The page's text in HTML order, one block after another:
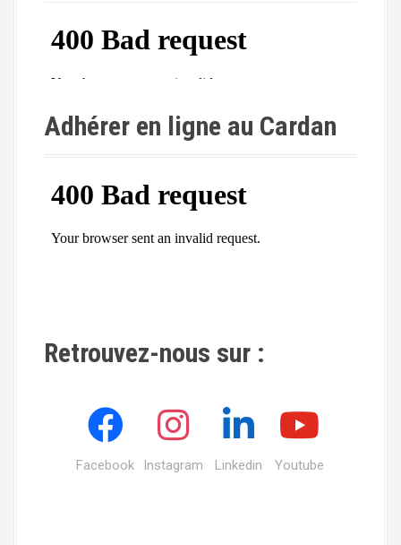
Adhérer en ligne au Cardan
Retrouvez-nous sur :
Facebook Instagram Linkedin Youtube